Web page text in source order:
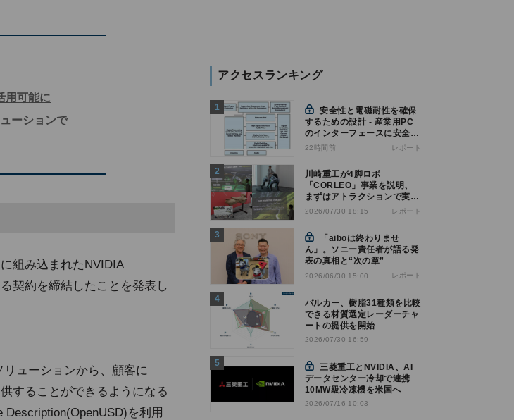
用可能に
ーションで
組み込まれたNVIDIA
契約を締結したことを発表し
ューションから、顧客に
することができるようになる
を利用
アクセスランキング
安全性と電磁耐性を確保
するための設計 - 産業用PC
のインターフェースに安全絶
縁を適用する
22時間前 レポート
川崎重工が4脚ロボ
「CORLEO」事業を説明、
まずはアトラクションで実用
化へ
2026/07/30 18:15 レポート
ん」。ソニー責任者が語る発
表の真相と“次の章”
2026/06/30 15:00 レポート
バルカー、樹脂31種類を比較
できる材質選定レーダーチャ
ートの提供を開始
2026/07/30 16:59
三菱重工とNVIDIA、AI
データセンター冷却で連携
10MW級冷凍機を米国へ
2026/07/16 10:03